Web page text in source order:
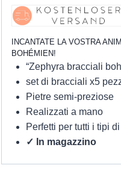
INCANTATE LA VOSTRA
BOHÉMIEN!
“Zephyra bracciali
set di bracciali x5
Pietre semi-preziose
Realizzati a mano
Perfetti per tutti i tipi
✓ In magazzino